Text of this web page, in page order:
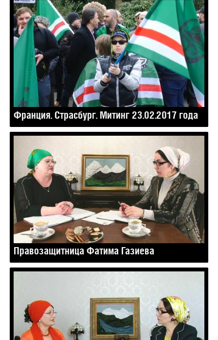
Франция. Страсбург. Митинг 23.02.2017 года
Правозащитница Фатима Газиева